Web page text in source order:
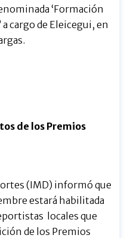
‘Formación
cargo de Eleicegui, en
de los Premios
(IMD) informó que
estará habilitada
locales que
de los Premios